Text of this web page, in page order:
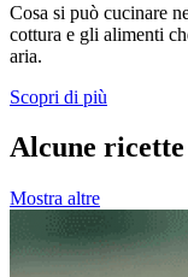
Cosa si può cucinare
cottura e gli alimenti
aria.
Scopri di più
Alcune ricette
Mostra altre